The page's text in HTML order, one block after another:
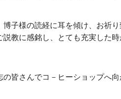
子様の読経に耳を傾け、お祈
教に感銘し、とても充実した時
皆さんでコ－ヒーショップへ